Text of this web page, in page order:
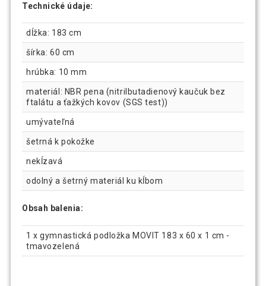
Technické údaje:
dĺžka: 183 cm
šírka: 60 cm
hrúbka: 10 mm
materiál: NBR pena (nitrilbutadienový kaučuk bez
ftalátu a ťažkých kovov (SGS test))
umývateľná
šetrná k pokožke
nekĺzavá
odolný a šetrný materiál ku kĺbom
Obsah balenia:
1 x gymnastická podložka MOVIT 183 x 60 x 1 cm -
tmavozelená